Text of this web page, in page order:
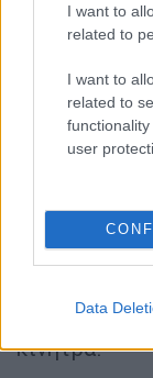
I want to
related to
I want to
related to
user
Data
τους
Πάντως η
φαίνεται
ηλεκτρικών
προβλήματα
κίνητρα.